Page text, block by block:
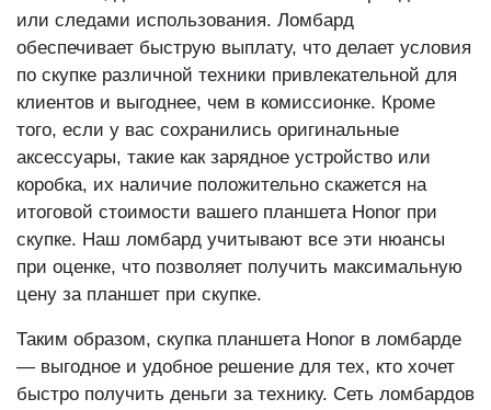
или следами использования. Ломбард
обеспечивает быструю выплату, что делает условия
по скупке различной техники привлекательной для
клиентов и выгоднее, чем в комиссионке. Кроме
того, если у вас сохранились оригинальные
аксессуары, такие как зарядное устройство или
коробка, их наличие положительно скажется на
итоговой стоимости вашего планшета Honor при
скупке. Наш ломбард учитывают все эти нюансы
при оценке, что позволяет получить максимальную
цену за планшет при скупке.
Таким образом, скупка планшета Honor в ломбарде
— выгодное и удобное решение для тех, кто хочет
быстро получить деньги за технику. Сеть ломбардов